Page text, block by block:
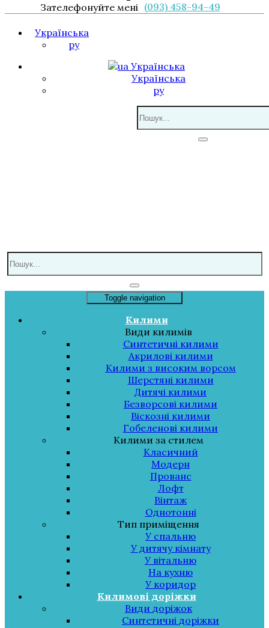
Зателефонуйте мені (093) 458-94-49
Українська
ру
Українська
Українська
ру
Toggle navigation
Килими
Види килимів
Синтетичні килими
Акрилові килими
Килими з високим ворсом
Шерстяні килими
Дитячі килими
Безворсові килими
Віскозні килими
Гобеленові килими
Килими за стилем
Класичний
Модерн
Прованс
Лофт
Вінтаж
Однотонні
Тип приміщення
У спальню
У дитячу кімнату
У вітальню
На кухню
У коридор
Килимові доріжки
Види доріжок
Синтетичні доріжки